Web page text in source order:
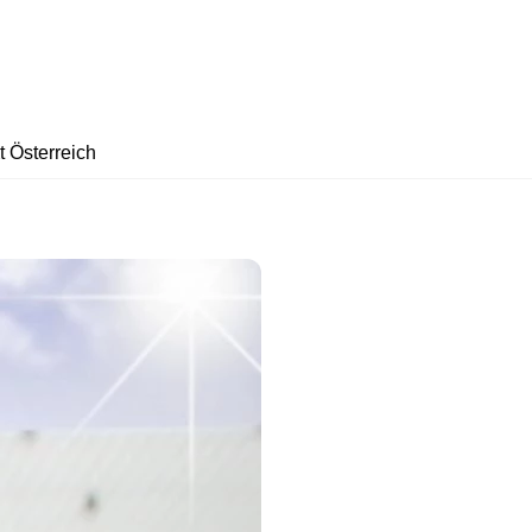
Österreich